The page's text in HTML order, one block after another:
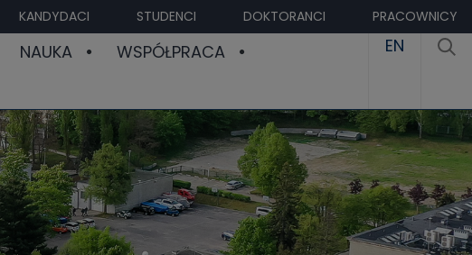
KANDYDACI STUDENCI DOKTORANCI PRACOWNICY
NAUKA
WSPÓŁPRACA
EN